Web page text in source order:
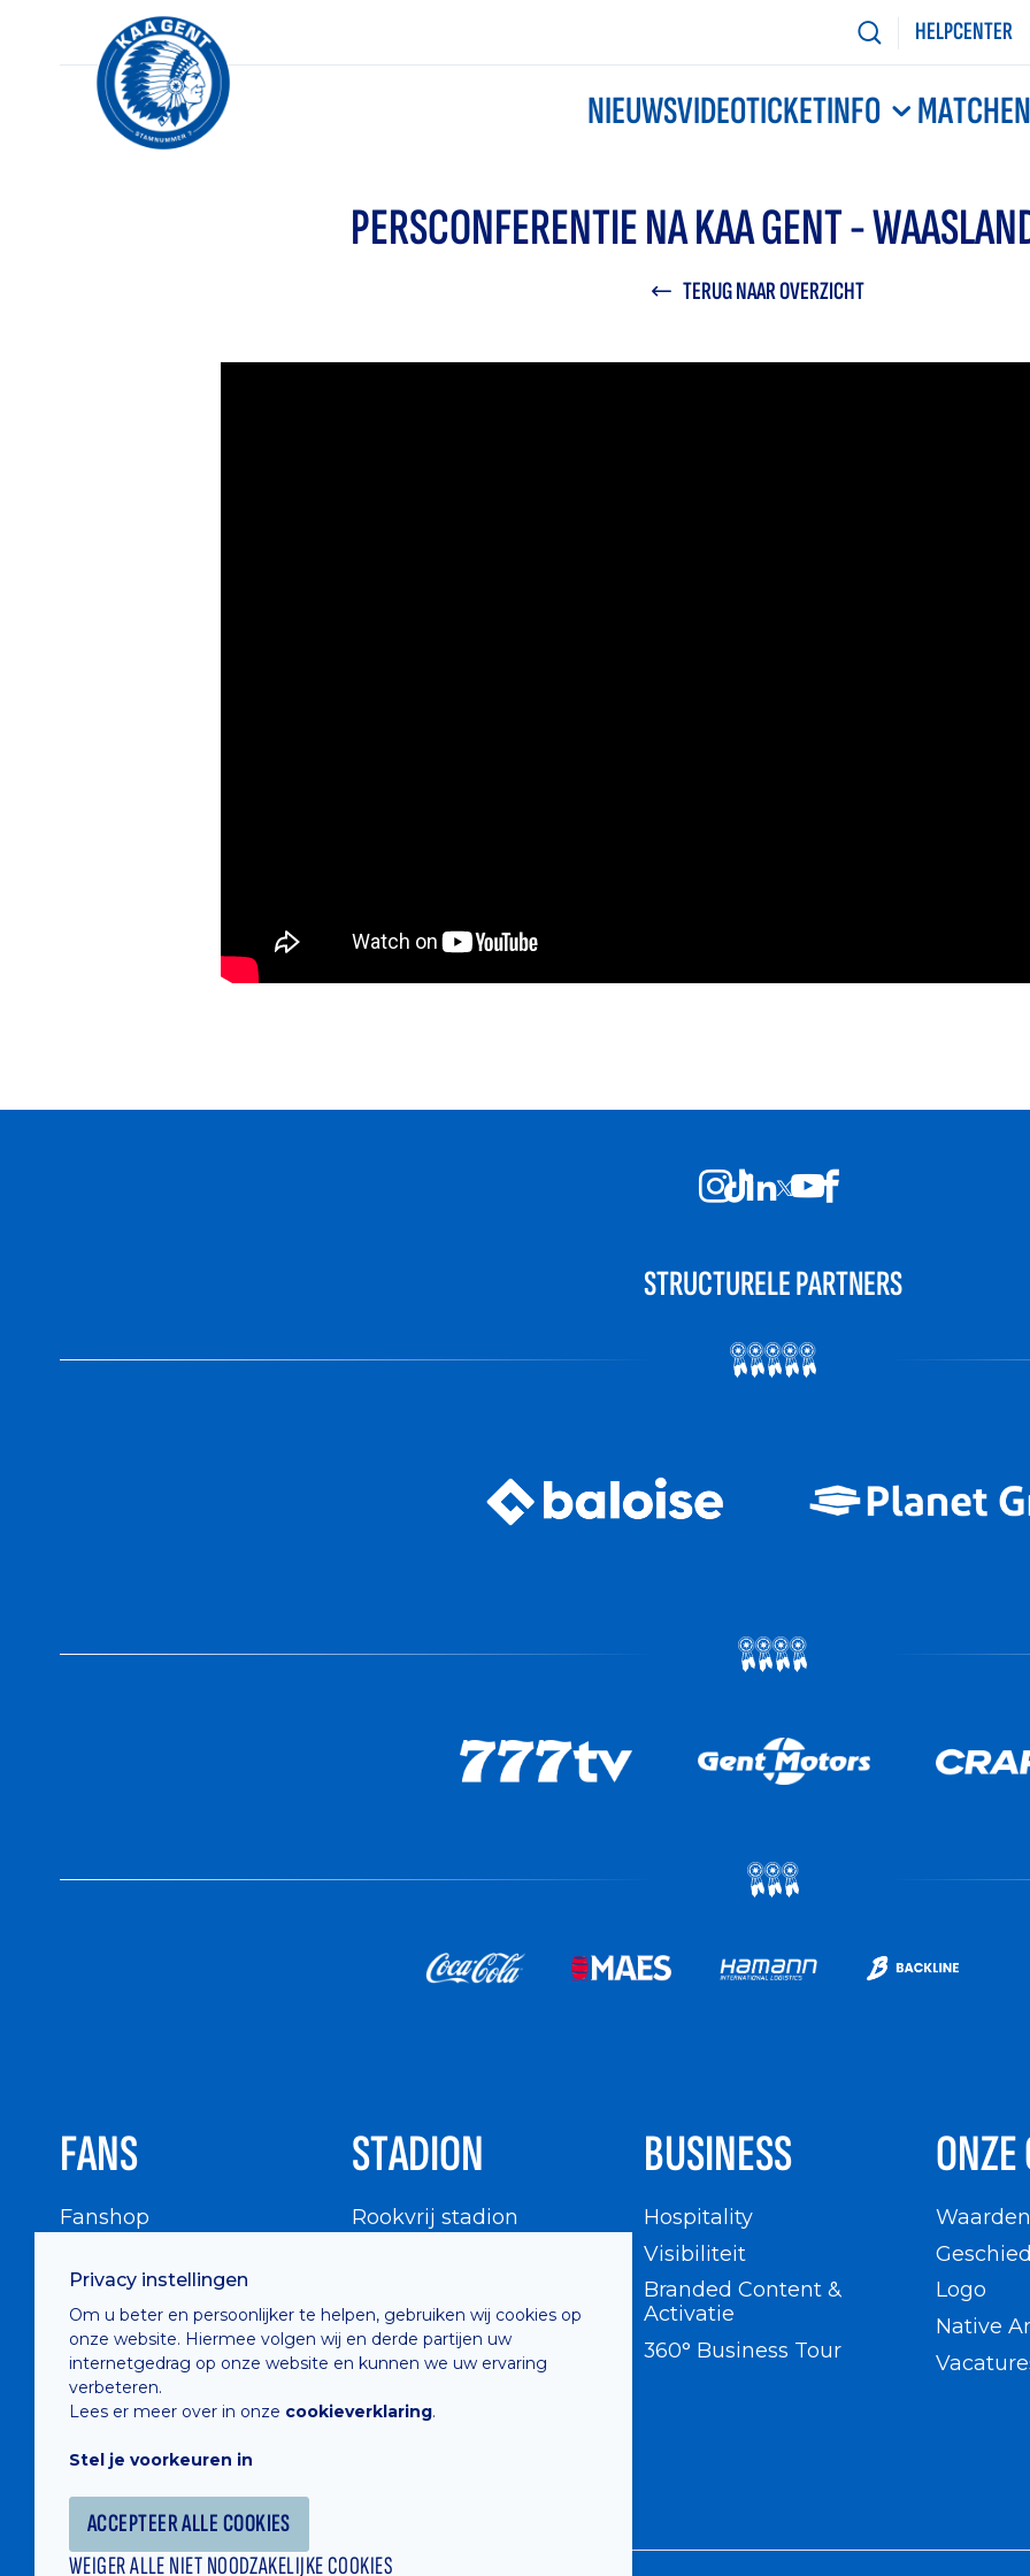
HELPCENTER
NIEUWSVIDEOTICKETINFO MATCHEN
PERSCONFERENTIE NA KAA GENT -
TERUG NAAR OVERZICHT
Privacy instellingen
Om u beter en persoonlijker te helpen, gebruiken wij cookies op
onze website. Hiermee volgen wij en derde partijen uw
internetgedrag op onze website en kunnen we uw ervaring
verbeteren.
Lees er meer over in onze cookieverklaring.
Stel je voorkeuren in
ACCEPTEER ALLE COOKIES
WEIGER ALLE NIET NOODZAKELIJKE COOKIES
STRUCTURELE PARTNERS
FANS
Fanshop
Supportersraad
Buffalo Kids Club
Supportersfederatie
Supportersclubs
Fotoalbums
STADION
Rookvrij stadion
BUSINESS
Hospitality
Visibiliteit
Branded Content &
Activatie
360° Business Tour
Waarden
Logo
Native